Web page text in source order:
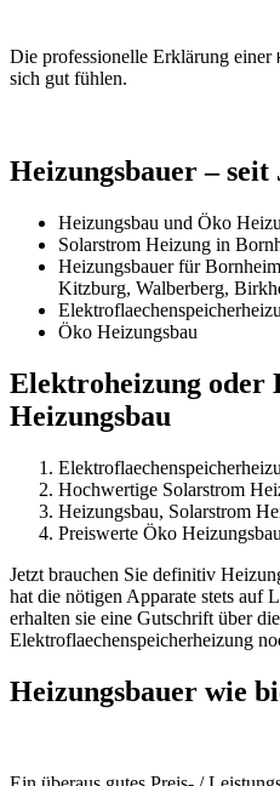
Die professionelle Erklärung einer
sich gut fühlen.
Heizungsbauer –
Heizungsbau und Öko
Solarstrom Heizung in
Heizungsbauer für
Kitzburg, Walberberg,
Öko Heizungsbau
Elektroheizung oder
Heizungsbau
Hochwertige Solarstrom
Heizungsbau, Solarstrom
Preiswerte Öko Heizungsbau
Jetzt brauchen Sie definitiv
hat die nötigen Apparate stets auf
erhalten sie eine Gutschrift über
Elektroflaechenspeicherheizung
Heizungsbauer wie